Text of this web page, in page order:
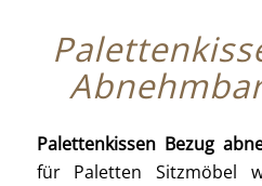
Palettenkissen Bezug
für Paletten Sitzmöbel